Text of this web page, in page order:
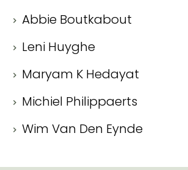
Abbie Boutkabout
Leni Huyghe
Maryam K Hedayat
Michiel Philippaerts
Wim Van Den Eynde